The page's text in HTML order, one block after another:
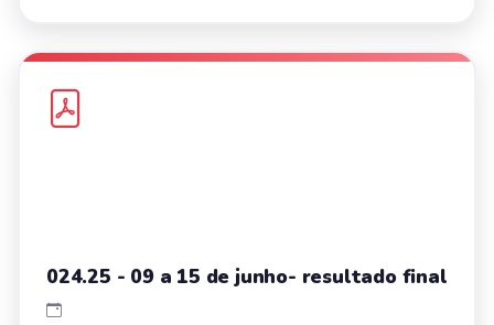
024.25 - 09 a 15 de junho- resultado final